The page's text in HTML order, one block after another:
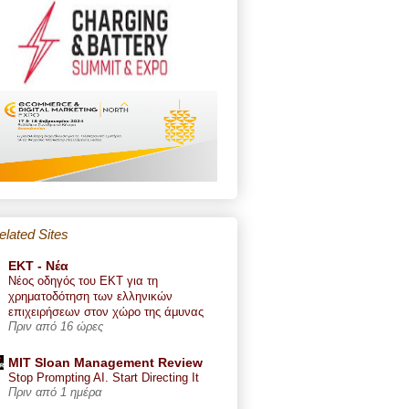
Sites
ΕΚΤ - Nέα
Νέος οδηγός του ΕΚΤ για τη
χρηματοδότηση των ελληνικών
επιχειρήσεων στον χώρο της άμυνας
Πριν από 16 ώρες
MIT Sloan Management Review
Stop Prompting AI. Start Directing It
Πριν από 1 ημέρα